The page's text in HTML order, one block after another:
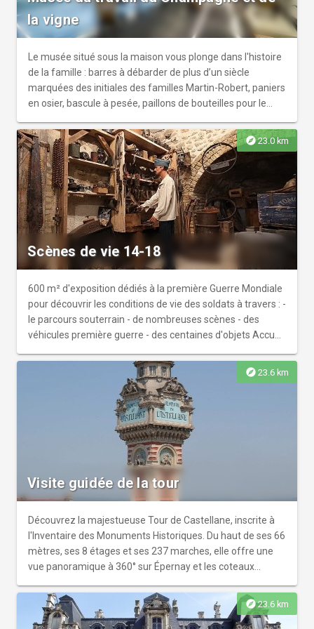
la vigne
Le musée situé sous la maison vous plonge dans l'histoire
de la famille : barres à débarder de plus d’un siècle
marquées des initiales des familles Martin-Robert, paniers
en osier, bascule à pesée, paillons de bouteilles pour le
dégorgement, doreuse, boucheuse, clayettes… Autant
d’instruments vieux de plus d’un siècle, mais encore
utilisés à la fin des années 1970, qui racontent l’histoire du
vin de champagne et permettent de mieux comprendre
comment les vignerons et les ouvriers viticoles œuvraient
quotidiennement au travail de la vigne. Dans le jardin de
l’exploitation trône le pressoir 1927 de 4000 kg, construit à
explore23.0 km
Scènes de vie 14-18
600 m² d'exposition dédiés à la première Guerre Mondiale
pour découvrir les conditions de vie des soldats à travers : -
le parcours souterrain - de nombreuses scènes - des
véhicules première guerre - des centaines d'objets Accueil
toute l'année sur réservation Sans réservation aux dates
d'ouvertures indiquées
explore 23.6 km
Visite guidée de la tour
Découvrez la majestueuse Tour de Castellane, inscrite à
l'Inventaire des Monuments Historiques. Du haut de ses 66
mètres, ses 8 étages et ses 237 marches, elle offre une
vue panoramique à 360° sur Épernay et les coteaux
l'exposition permanente. L'expérience se conclut par la
dégustation d'une flûte de Brut Croix Rouge, cuvée
explore23.6 km